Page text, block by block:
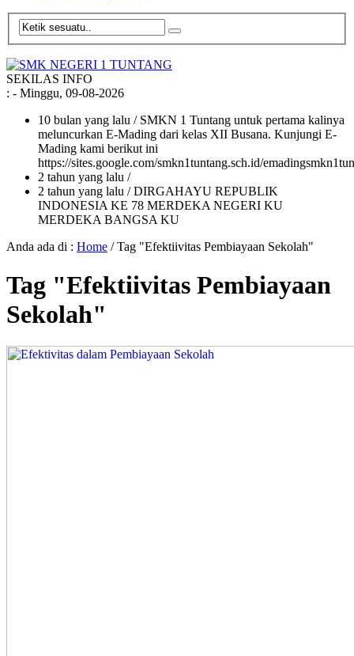
SEKILAS INFO
: - Minggu, 09-08-2026
10 bulan yang lalu / SMKN 1 Tuntang untuk pertama kalinya
meluncurkan E-Mading dari kelas XII Busana. Kunjungi E-
Mading kami berikut ini
https://sites.google.com/smkn1tuntang.sch.id/
2 tahun yang lalu /
2 tahun yang lalu / DIRGAHAYU REPUBLIK
INDONESIA KE 78 MERDEKA NEGERI KU
MERDEKA BANGSA KU
Anda ada di : Home /Tag "Efektiivitas Pembiayaan Sekolah"
Tag "Efektiivitas Pembiayaan
Sekolah"